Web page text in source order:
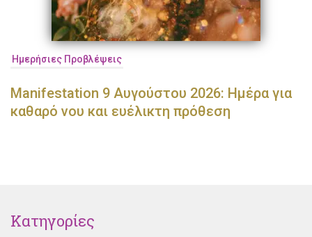
Ημερήσιες Προβλέψεις
Manifestation 9 Αυγούστου 2026: Ημέρα για
καθαρό νου και ευέλικτη πρόθεση
Κατηγορίες